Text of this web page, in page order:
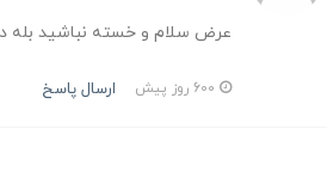
عرض سلام و خسته نباشید بله
ارسال پاسخ